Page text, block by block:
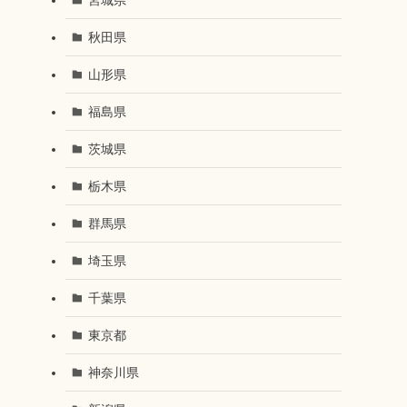
秋田県
山形県
福島県
茨城県
栃木県
群馬県
埼玉県
千葉県
東京都
神奈川県